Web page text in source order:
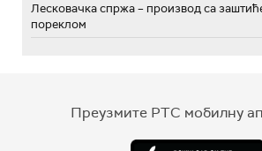
Лесковачка спржа – производ са
пореклом
Преузмите РТС мобилну